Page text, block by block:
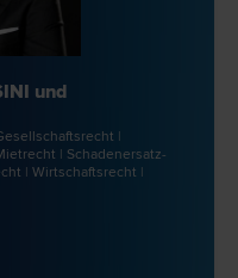
und
|
| Schadenersatz-
| Wirtschafts­recht |